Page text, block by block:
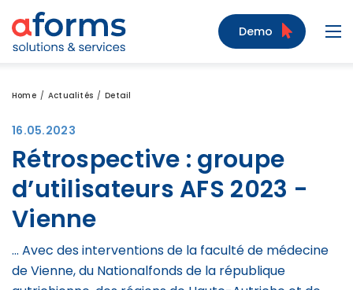
Zum Inhalt
Zum Menü
Zur Suche
Demo
Home Actualités Detail
16.05.2023
Rétrospective : groupe
d’utilisateurs AFS 2023 -
Vienne
... Avec des interventions de la faculté de médecine
de Vienne, du Nationalfonds de la république